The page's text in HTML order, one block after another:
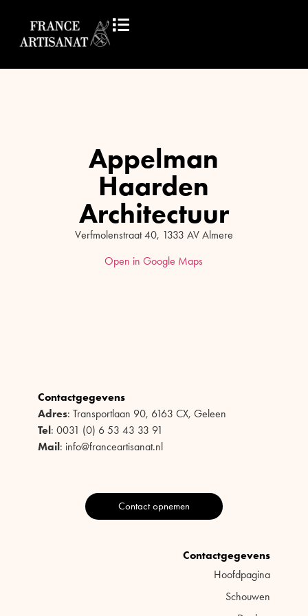
Appelman
Haarden
Architectuur
Verfmolenstraat 40, 1333 AV Almere
Open in Google Maps
Contactgegevens
Adres: Transportlaan 90, 6163 CX, Geleen
Tel : 0031 (0) 6 53 43 33 91
Mail : info@franceartisanat.nl
Contact opnemen
Contactgegevens
Hoofdpagina
Schouwen